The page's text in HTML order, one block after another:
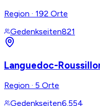
Region · 192 Orte
Gedenkseiten821
Languedoc-
Region · 5 Orte
Gedenkseiten6.554